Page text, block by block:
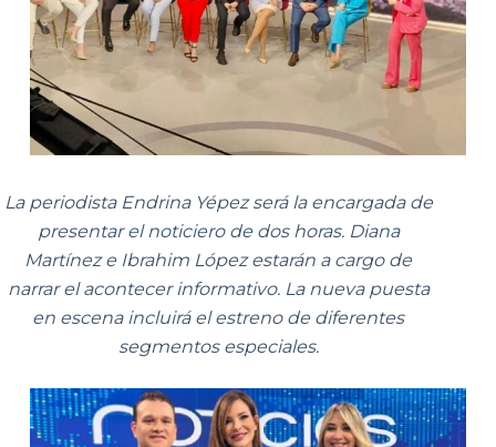
La periodista Endrina Yépez será la encargada de
presentar el noticiero de dos horas. Diana
Martínez e Ibrahim López estarán a cargo de
narrar el acontecer informativo. La nueva puesta
en escena incluirá el estreno de diferentes
segmentos especiales.